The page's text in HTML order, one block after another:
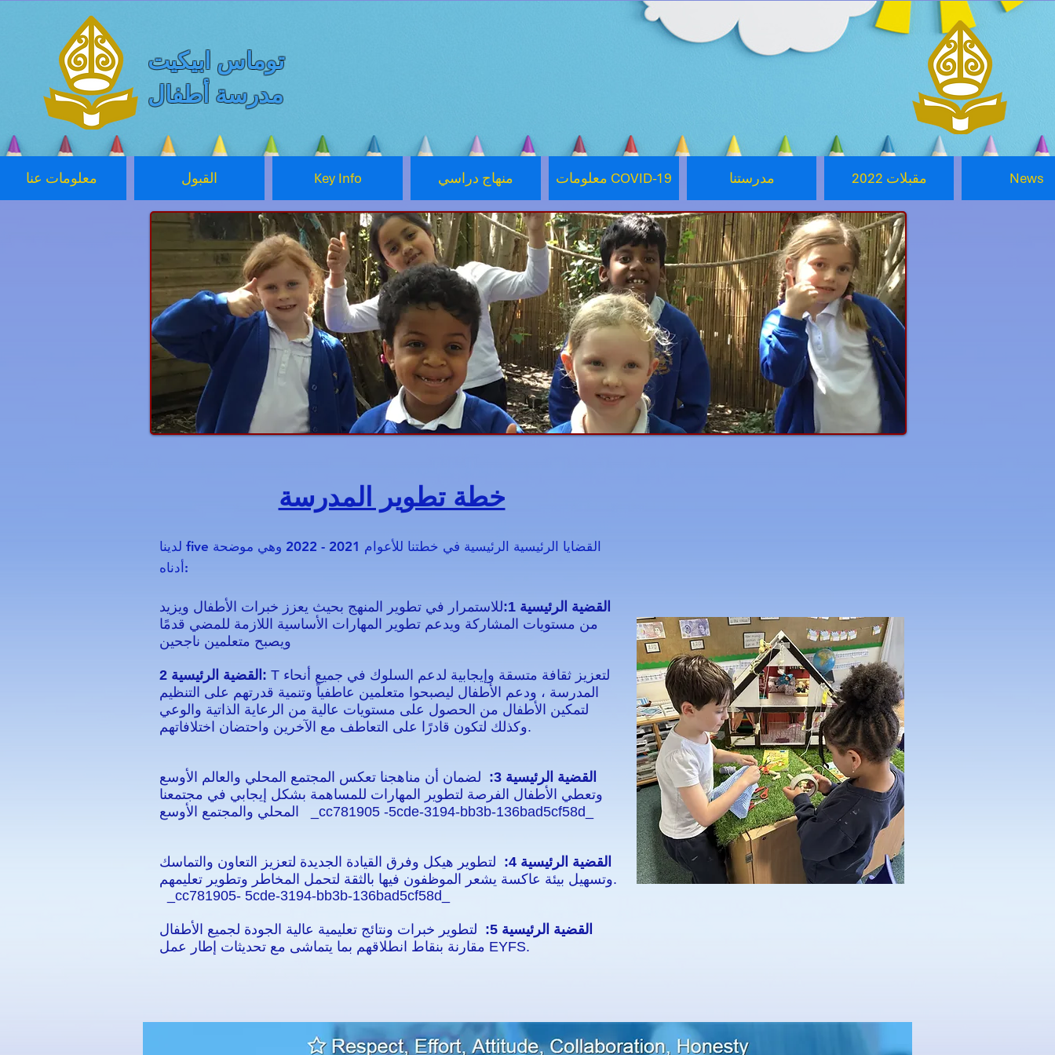
توماس ابيكيت
مدرسة أطفال
معلومات عنا القبول Key Info منهاج دراسي معلومات COVID-19 مدرستنا 2022 مقبلات News
خطة تطوير المدرسة
لدينا five القضايا الرئيسية الرئيسية في خطتنا للأعوام 2021 - 2022 وهي موضحة
أدناه:
القضية الرئيسية 1:
للاستمرار في تطوير المنهج بحيث يعزز خبرات الأطفال ويزيد
من مستويات المشاركة ويدعم تطوير المهارات الأساسية اللازمة للمضي قدمًا
القضية الرئيسية 2: T لتعزيز ثقافة متسقة وإيجابية لدعم السلوك في جميع أنحاء
المدرسة ، ودعم الأطفال ليصبحوا متعلمين عاطفياً وتنمية قدرتهم على التنظيم
لتمكين الأطفال من الحصول على مستويات عالية من الرعاية الذاتية والوعي
وكذلك لتكون قادرًا على التعاطف مع الآخرين واحتضان اختلافاتهم.
القضية الرئيسية 3:
لضمان أن مناهجنا تعكس المجتمع المحلي والعالم الأوسع
وتعطي الأطفال الفرصة لتطوير المهارات للمساهمة بشكل إيجابي في مجتمعنا
المحلي والمجتمع الأوسع _cc781905 -5cde-3194-bb3b-136bad5cf58d_
القضية الرئيسية 4:
لتطوير هيكل وفرق القيادة الجديدة لتعزيز التعاون والتماسك
وتسهيل بيئة عاكسة يشعر الموظفون فيها بالثقة لتحمل المخاطر وتطوير تعليمهم.
_cc781905- 5cde-3194-bb3b-136bad5cf58d_
القضية الرئيسية 5:
لتطوير خبرات ونتائج تعليمية عالية الجودة لجميع الأطفال
مقارنة بنقاط انطلاقهم بما يتماشى مع تحديثات إطار عمل EYFS.